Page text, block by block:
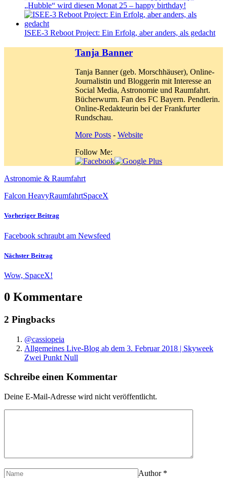
„Hubble“ wird diesen Monat 25 – happy birthday!
ISEE-3 Reboot Project: Ein Erfolg, aber anders, als gedacht
Tanja Banner
Tanja Banner (geb. Morschhäuser), Online-
Journalistin und Bloggerin mit Interesse an
Social Media, Astronomie und Raumfahrt.
Bücherwurm. Fan des FC Bayern. Pendlerin.
Online-Redakteurin bei der Frankfurter
Rundschau.
More Posts - Website
Follow Me:
Astronomie & Raumfahrt
Falcon HeavyRaumfahrtSpaceX
Vorheriger Beitrag
Facebook schraubt am Newsfeed
Nächster Beitrag
Wow, SpaceX!
0 Kommentare
2 Pingbacks
@cassiopeia
Allgemeines Live-Blog ab dem 3. Februar 2018 | Skyweek
Zwei Punkt Null
Schreibe einen Kommentar
Deine E-Mail-Adresse wird nicht veröffentlicht.
Author *